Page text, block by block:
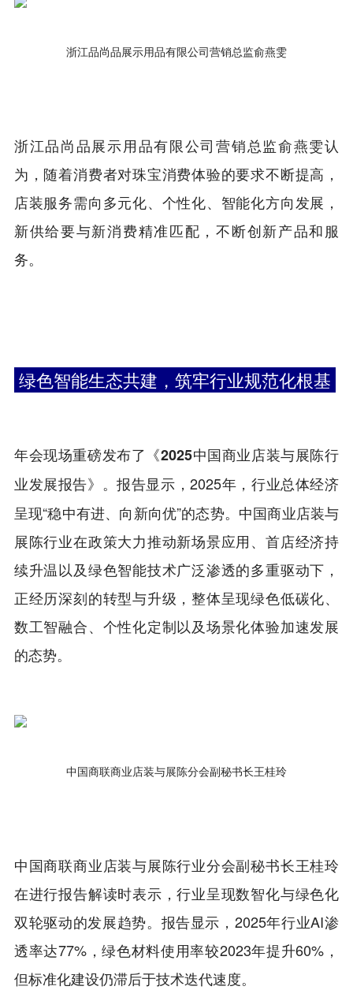
浙江品尚品展示用品有限公司营销总监俞燕雯
浙江品尚品展示用品有限公司营销总监俞燕雯认
为，随着消费者对珠宝消费体验的要求不断提高，
店装服务需向多元化、个性化、智能化方向发展，
新供给要与新消费精准匹配，不断创新产品和服
务。
绿色智能生态共建，筑牢行业规范化根基
年会现场重磅发布了 《2025中国商业店装与展陈行
业发展报告》 。报告显示，2025年，行业总体经济
呈现“稳中有进、向新向优”的态势。中国商业店装与
展陈行业在政策大力推动新场景应用、首店经济持
续升温以及绿色智能技术广泛渗透的多重驱动下，
正经历深刻的转型与升级，整体呈现绿色低碳化、
数工智融合、个性化定制以及场景化体验加速发展
的态势。
中国商联商业店装与展陈分会副秘书长王桂玲
中国商联商业店装与展陈行业分会副秘书长王桂玲
在进行报告解读时表示，行业呈现数智化与绿色化
双轮驱动的发展趋势。报告显示，2025年行业AI渗
透率达77%，绿色材料使用率较2023年提升60%，
但标准化建设仍滞后于技术迭代速度。